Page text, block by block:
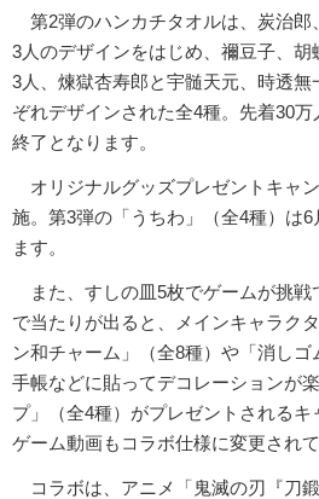
第2弾のハンカチタオルは、炭治郎
3人のデザインをはじめ、禰豆子、
3人、煉獄杏寿郎と宇髄天元、時透
ぞれデザインされた全4種。先着30
終了となります。
オリジナルグッズプレゼントキャ
施。第3弾の「うちわ」（全4種）は
ます。
また、すしの皿5枚でゲームが挑戦
で当たりが出ると、メインキャラク
ン和チャーム」（全8種）や「消し
手帳などに貼ってデコレーションが
プ」（全4種）がプレゼントされるキ
ゲーム動画もコラボ仕様に変更されて
コラボは、アニメ「鬼滅の刃『刀